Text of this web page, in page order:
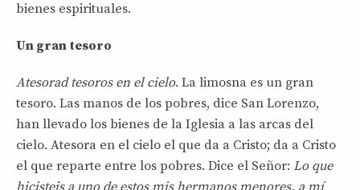
bienes espirituales.
Un gran tesoro
Atesorad tesoros en el cielo. La limosna es un gran
tesoro. Las manos de los pobres, dice San Lorenzo,
han llevado los bienes de la Iglesia a las arcas del
cielo. Atesora en el cielo el que da a Cristo; da a Cristo
el que reparte entre los pobres. Dice el Señor: Lo que
hicisteis a uno de estos mis hermanos menores, a mí